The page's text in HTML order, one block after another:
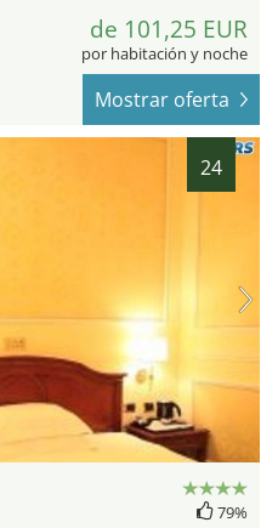
de 101,25 EUR
por habitación y noche
Mostrar oferta
24
79%